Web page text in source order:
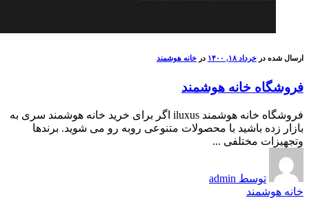
ارسال شده در خرداد ۱۸, ۱۴۰۰ در خانه هوشمند
فروشگاه خانه هوشمند
فروشگاه خانه هوشمند iluxus اگر برای خرید خانه هوشمند سری به
بازار زده باشید با محصولات متنوعی روبه رو می شوید. برندها
وتجهیزات مختلفی ...
توسط admin
خانه هوشمند